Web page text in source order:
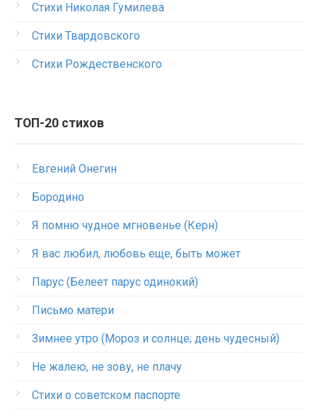
Стихи Николая Гумилева
Стихи Твардовского
Стихи Рождественского
ТОП-20 стихов
Евгений Онегин
Бородино
Я помню чудное мгновенье (Керн)
Я вас любил, любовь еще, быть может
Парус (Белеет парус одинокий)
Письмо матери
Зимнее утро (Мороз и солнце; день чудесный)
Не жалею, не зову, не плачу
Стихи о советском паспорте